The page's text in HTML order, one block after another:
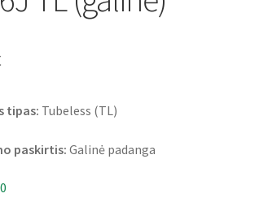
tipas: Tubeless (TL)
paskirtis:Galinė padanga